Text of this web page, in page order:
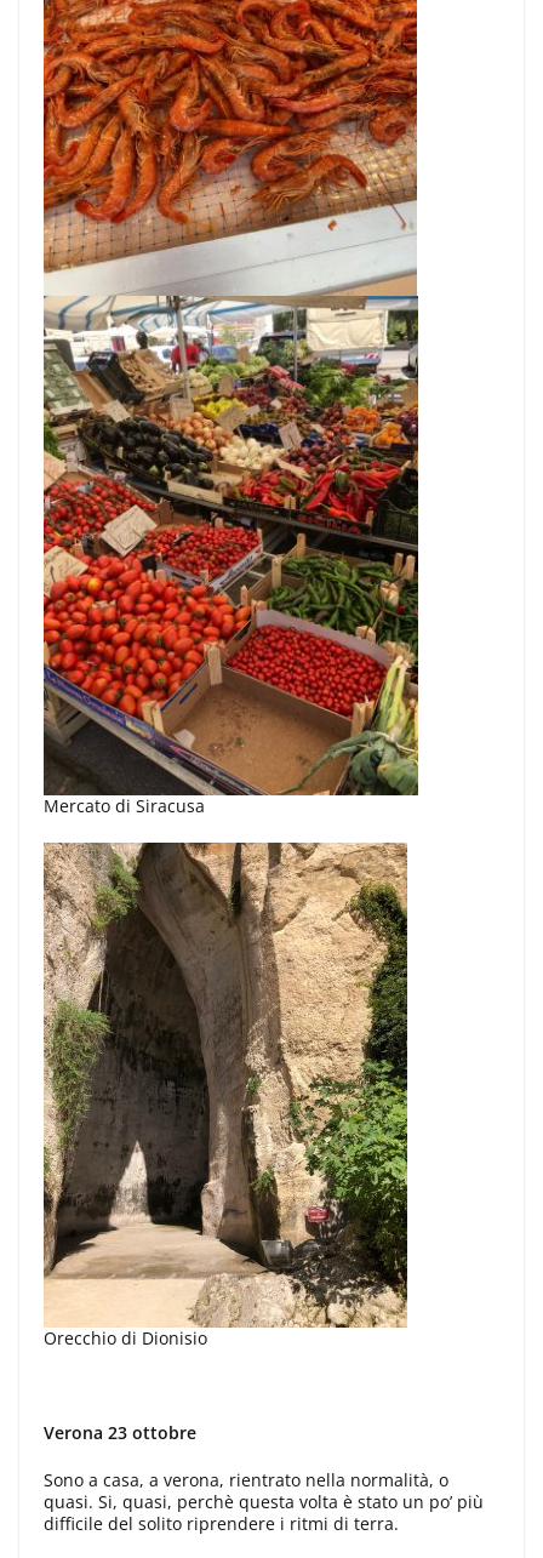
Mercato di Siracusa
Orecchio di Dionisio
Verona 23 ottobre
Sono a casa, a verona, rientrato nella normalità, o
quasi. Si, quasi, perchè questa volta è stato un po’ più
difficile del solito riprendere i ritmi di terra.